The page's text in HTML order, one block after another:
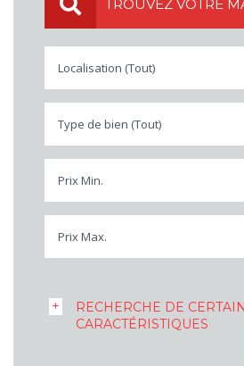
TROUVEZ VOTRE
Localisation (Tout)
Type de bien (Tout)
Prix Min.
Prix Max.
RECHERCHE DE
CARACTÉRISTIQUES